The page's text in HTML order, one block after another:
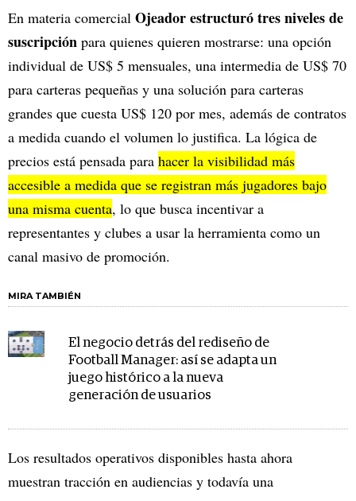
En materia comercial Ojeador estructuró tres niveles de
suscripción para quienes quieren mostrarse: una opción
individual de US$ 5 mensuales, una intermedia de US$ 70
para carteras pequeñas y una solución para carteras
grandes que cuesta US$ 120 por mes, además de contratos
a medida cuando el volumen lo justifica. La lógica de
precios está pensada para hacer la visibilidad más
accesible a medida que se registran más jugadores bajo
una misma cuenta, lo que busca incentivar a
representantes y clubes a usar la herramienta como un
canal masivo de promoción.
MIRA TAMBIÉN
El negocio detrás del rediseño de
Football Manager: así se adapta un
juego histórico a la nueva
generación de usuarios
Los resultados operativos disponibles hasta ahora
muestran tracción en audiencias y todavía una